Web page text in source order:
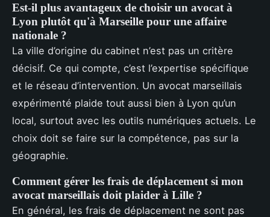
Est-il plus avantageux de choisir un avocat à
Lyon plutôt qu'à Marseille pour une affaire
nationale ?
La ville d’origine du cabinet n’est pas un critère
décisif. Ce qui compte, c’est l’expertise spécifique
et le réseau d’intervention. Un avocat marseillais
expérimenté plaide tout aussi bien à Lyon qu’un
local, surtout avec les outils numériques actuels. Le
choix doit se faire sur la compétence, pas sur la
géographie.
Comment gérer les frais de déplacement si mon
avocat marseillais doit plaider à Lille ?
En général, les frais de déplacement ne sont pas